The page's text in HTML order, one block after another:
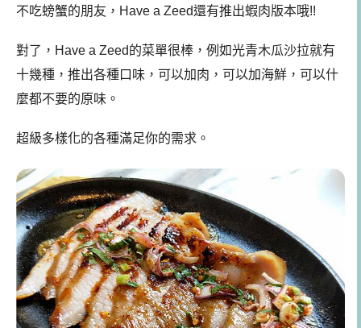
不吃螃蟹的朋友，Have a Zeed還有推出蝦肉版本哦!!
對了，Have a Zeed的菜單很棒，例如光青木瓜沙拉就有
十幾種，推出各種口味，可以加肉，可以加海鮮，可以什
麼都不要的原味。
超級多樣化的各種滿足你的需求。